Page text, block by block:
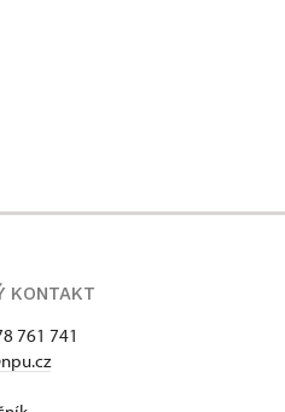
KONTAKT
761 741